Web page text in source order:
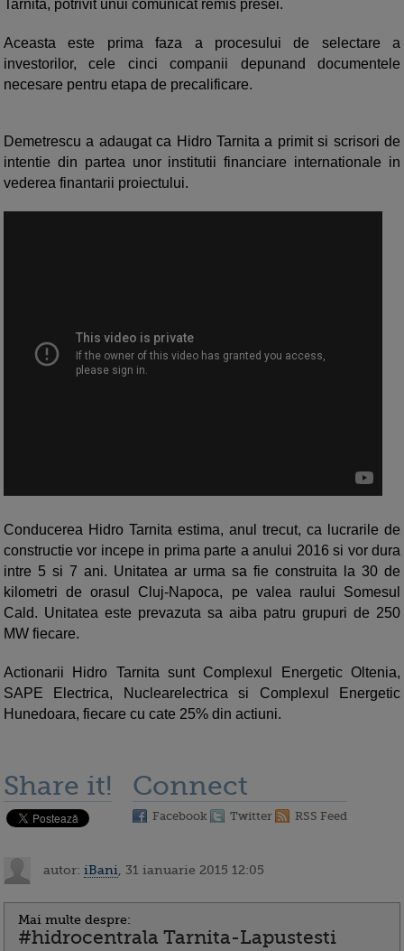
Tarnita, potrivit unui comunicat remis presei.
Aceasta este prima faza a procesului de selectare a
investorilor, cele cinci companii depunand documentele
necesare pentru etapa de precalificare.
Demetrescu a adaugat ca Hidro Tarnita a primit si scrisori de
intentie din partea unor institutii financiare internationale in
vederea finantarii proiectului.
Conducerea Hidro Tarnita estima, anul trecut, ca lucrarile de
constructie vor incepe in prima parte a anului 2016 si vor dura
intre 5 si 7 ani. Unitatea ar urma sa fie construita la 30 de
kilometri de orasul Cluj-Napoca, pe valea raului Somesul
Cald. Unitatea este prevazuta sa aiba patru grupuri de 250
MW fiecare.
Actionarii Hidro Tarnita sunt Complexul Energetic Oltenia,
SAPE Electrica, Nuclearelectrica si Complexul Energetic
Hunedoara, fiecare cu cate 25% din actiuni.
Share it! Connect
Facebook Twitter RSS Feed
autor: iBani , 31 ianuarie 2015 12:05
Mai multe despre:
#hidrocentrala Tarnita-Lapustesti